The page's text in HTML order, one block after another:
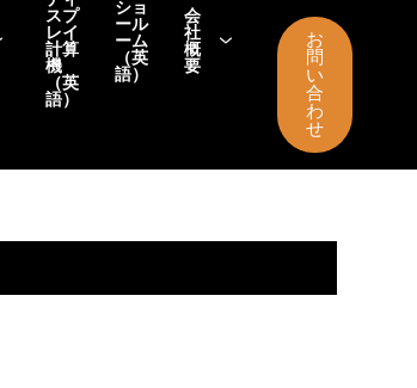
スプ
レイ
計算
機
（英
語）
ショ
ール
ーム
（英
語）
会
社
概
要
お
問
い
合
わ
せ